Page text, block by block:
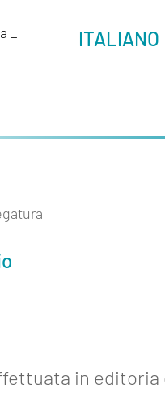
_ ITALIANO
in editoria